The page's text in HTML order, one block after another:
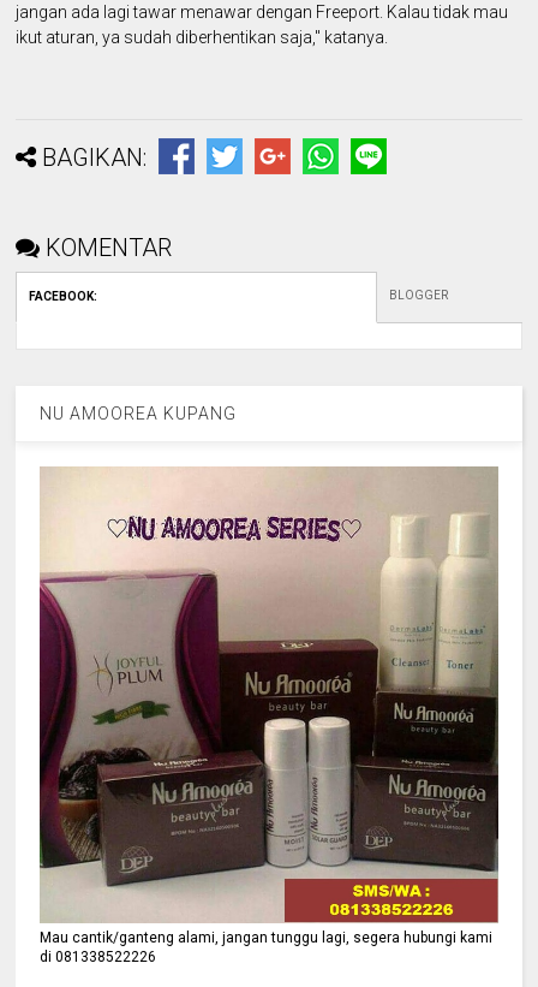
jangan ada lagi tawar menawar dengan Freeport. Kalau tidak mau
ikut aturan, ya sudah diberhentikan saja," katanya.
BAGIKAN:
KOMENTAR
FACEBOOK: BLOGGER
NU AMOOREA KUPANG
Mau cantik/ganteng alami, jangan tunggu lagi, segera hubungi kami
di 081338522226